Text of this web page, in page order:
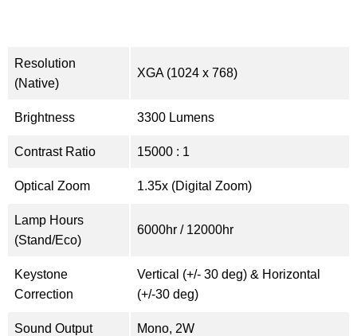
Resolution
(Native)
XGA (1024 x 768)
Brightness 3300 Lumens
Contrast Ratio 15000 : 1
Optical Zoom 1.35x (Digital Zoom)
Lamp Hours
(Stand/Eco)
6000hr / 12000hr
Keystone
Correction
Vertical (+/- 30 deg) & Horizontal
(+/-30 deg)
Sound Output Mono, 2W